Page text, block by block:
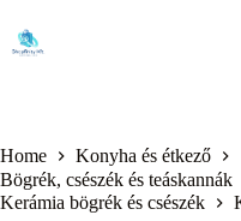
content
Home
Konyha és étkező
Bögrék, csészék és teáskannák
Kerámia bögrék és csészék